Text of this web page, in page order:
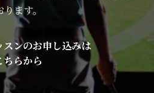
ります。
スンのお申し込みは
ちらから